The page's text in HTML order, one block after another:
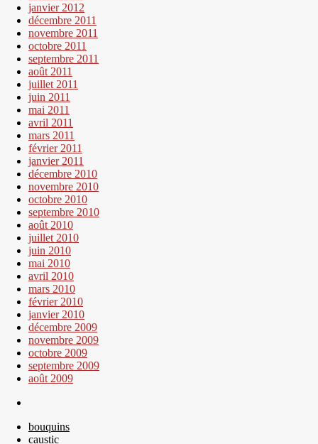
janvier 2012
décembre 2011
novembre 2011
octobre 2011
septembre 2011
août 2011
juillet 2011
juin 2011
mai 2011
avril 2011
mars 2011
février 2011
janvier 2011
décembre 2010
novembre 2010
octobre 2010
septembre 2010
août 2010
juillet 2010
juin 2010
mai 2010
avril 2010
mars 2010
février 2010
janvier 2010
décembre 2009
novembre 2009
octobre 2009
septembre 2009
août 2009
bouquins
caustic